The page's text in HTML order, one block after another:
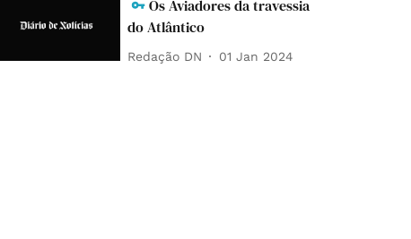
Os Aviadores da travessia
do Atlântico
Redação DN 01 Jan 2024